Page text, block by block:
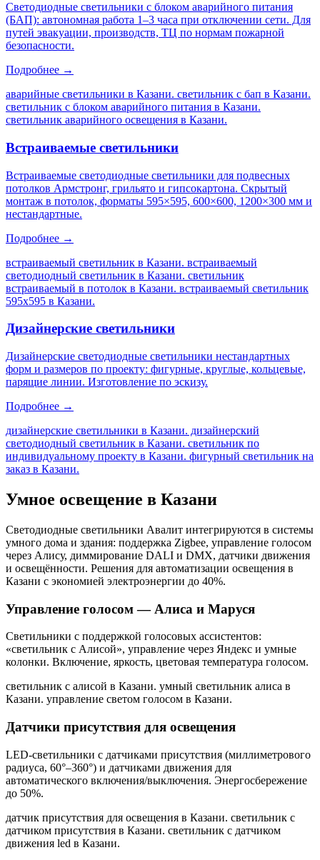
Светодиодные светильники с блоком аварийного питания
(БАП): автономная работа 1–3 часа при отключении сети. Для
путей эвакуации, производств, ТЦ по нормам пожарной
безопасности.
Подробнее →
аварийные светильники в Казани. светильник с бап в Казани.
светильник с блоком аварийного питания в Казани.
светильник аварийного освещения в Казани.
Встраиваемые светильники
Встраиваемые светодиодные светильники для подвесных
потолков Армстронг, грильято и гипсокартона. Скрытый
монтаж в потолок, форматы 595×595, 600×600, 1200×300 мм и
нестандартные.
Подробнее →
встраиваемый светильник в Казани. встраиваемый
светодиодный светильник в Казани. светильник
встраиваемый в потолок в Казани. встраиваемый светильник
595х595 в Казани.
Дизайнерские светильники
Дизайнерские светодиодные светильники нестандартных
форм и размеров по проекту: фигурные, круглые, кольцевые,
парящие линии. Изготовление по эскизу.
Подробнее →
дизайнерские светильники в Казани. дизайнерский
светодиодный светильник в Казани. светильник по
индивидуальному проекту в Казани. фигурный светильник на
заказ в Казани.
Умное освещение в Казани
Светодиодные светильники Авалит интегрируются в системы
умного дома и здания: поддержка Zigbee, управление голосом
через Алису, диммирование DALI и DMX, датчики движения
и освещённости. Решения для автоматизации освещения в
Казани с экономией электроэнергии до 40%.
Управление голосом — Алиса и Маруся
Светильники с поддержкой голосовых ассистентов:
«светильник с Алисой», управление через Яндекс и умные
колонки. Включение, яркость, цветовая температура голосом.
светильник с алисой в Казани. умный светильник алиса в
Казани. управление светом голосом в Казани.
Датчики присутствия для освещения
LED-светильники с датчиками присутствия (миллиметрового
радиуса, 60°–360°) и датчиками движения для
автоматического включения/выключения. Энергосбережение
до 50%.
датчик присутствия для освещения в Казани. светильник с
датчиком присутствия в Казани. светильник с датчиком
движения led в Казани.